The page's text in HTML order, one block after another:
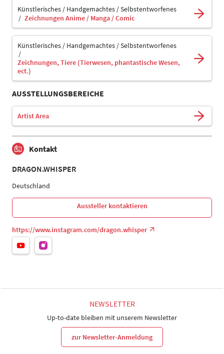
Künstlerisches / Handgemachtes / Selbstentworfenes
Zeichnungen Anime / Manga / Comic
Künstlerisches / Handgemachtes / Selbstentworfenes
Zeichnungen, Tiere (Tierwesen, phantastische Wesen,
ect.)
AUSSTELLUNGSBEREICHE
Artist Area
Kontakt
DRAGON.WHISPER
Deutschland
Aussteller kontaktieren
https://www.instagram.com/dragon.whisper
NEWSLETTER
Up-to-date bleiben mit unserem Newsletter
zur Newsletter-Anmeldung